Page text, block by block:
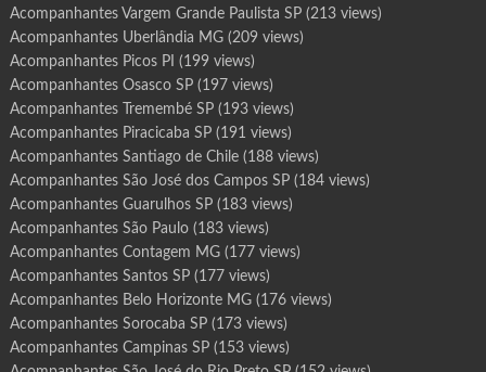
Acompanhantes Vargem Grande Paulista SP(213 views)
Acompanhantes Uberlândia MG(209 views)
Acompanhantes Picos PI (199 views)
Acompanhantes Osasco SP(197 views)
Acompanhantes Tremembé SP(193 views)
Acompanhantes Piracicaba SP(191 views)
Acompanhantes Santiago de Chile(188 views)
Acompanhantes São José dos Campos SP(184 views)
Acompanhantes Guarulhos SP(183 views)
Acompanhantes São Paulo(183 views)
Acompanhantes Contagem MG(177 views)
Acompanhantes Santos SP(177 views)
Acompanhantes Belo Horizonte MG(176 views)
Acompanhantes Sorocaba SP(173 views)
Acompanhantes Campinas SP(153 views)